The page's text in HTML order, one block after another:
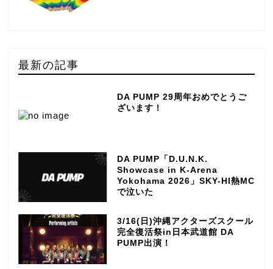
最新の記事
DA PUMP 29周年おめでとうご
ざいます！
DA PUMP「D.U.N.K.
Showcase in K-Arena
Yokohama 2026」SKY-HI熱MC
で泣いた
3/16(日)沖縄アクターズスクール
完全復活祭in日本武道館 DA
PUMP出演！